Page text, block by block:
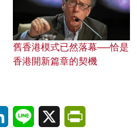
舊香港模式已然落幕──恰是
香港開新篇章的契機
LinkedInLine X